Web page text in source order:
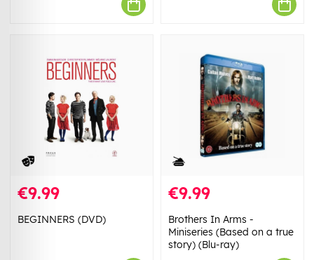
€9.99
BEGINNERS (DVD)
€9.99
Brothers In Arms -
Miniseries (Based on a true
story) (Blu-ray)